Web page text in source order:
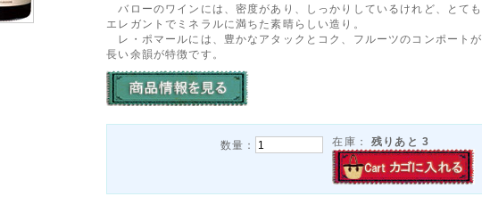
バローのワインには、密度があり、しっかりしているけれど、とても
エレガントでミネラルに満ちた素晴らしい造り。
レ・ポマールには、豊かなアタックとコク、フルーツのコンポートが
長い余韻が特徴です。
数量： 在庫：残りあと 3